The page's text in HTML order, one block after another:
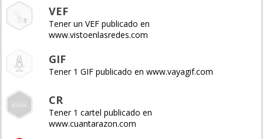
VEF
Tener un VEF publicado en
www.vistoenlasredes.com
GIF
Tener 1 GIF publicado en www.vayagif.com
CR
Tener 1 cartel publicado en
www.cuantarazon.com